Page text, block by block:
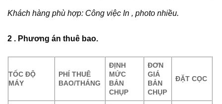
Khách hàng phù hợp: Công việc In , photo nhiều.
2 . Phương án thuê bao.
TỐC ĐỘ
MÁY
PHÍ THUÊ
BAO/THÁNG
ĐỊNH
MỨC
BẢN
CHỤP
ĐƠN
GIÁ
BẢN
CHỤP
ĐẶT CỌC